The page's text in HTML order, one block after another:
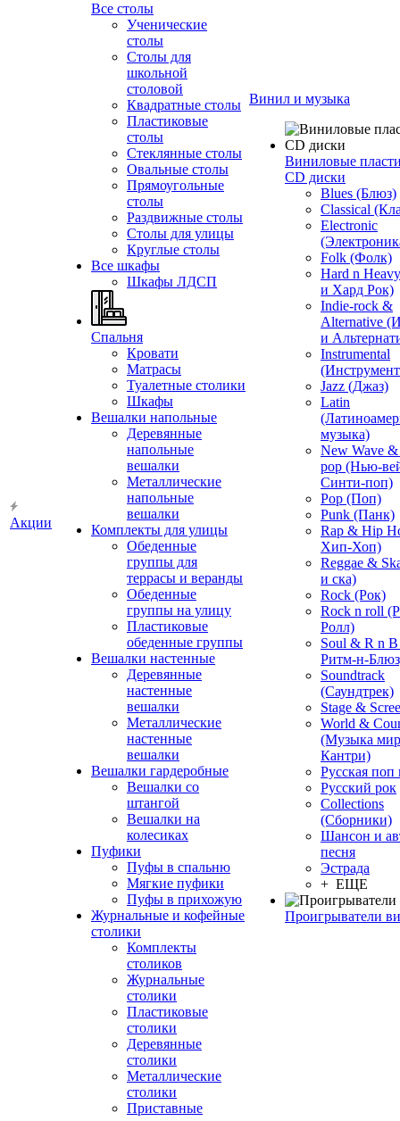
Акции
Все столы
Ученические
столы
Столы для
школьной
столовой
Квадратные столы
Пластиковые
столы
Стеклянные столы
Овальные столы
Прямоугольные
столы
Раздвижные столы
Столы для улицы
Круглые столы
Все шкафы
Шкафы ЛДСП
Спальня
Кровати
Матрасы
Туалетные столики
Шкафы
Вешалки напольные
Деревянные
напольные
вешалки
Металлические
напольные
вешалки
Комплекты для улицы
Обеденные
группы для
террасы и веранды
Обеденные
группы на улицу
Пластиковые
обеденные группы
Вешалки настенные
Деревянные
настенные
вешалки
Металлические
настенные
вешалки
Вешалки гардеробные
Вешалки со
штангой
Вешалки на
колесиках
Пуфики
Пуфы в спальню
Мягкие пуфики
Пуфы в прихожую
Журнальные и кофейные
столики
Комплекты
столиков
Журнальные
столики
Пластиковые
столики
Деревянные
столики
Металлические
столики
Приставные
Винил и музыка
Виниловые
CD диски
Blues (Блюз)
Classical
Electronic
Folk (Фолк)
Hard n
и Хард Рок)
Indie-rock &
Alternative
и
Instrumental
Jazz (Джаз)
Latin
музыка)
New Wave
pop (Нью-
Синти-поп)
Pop (Поп)
Punk (Панк)
Rap & Hip
Хип-Хоп)
Reggae &
и ска)
Rock (Рок)
Rock n roll
Ролл)
Soul & R n
Ритм-н-
Soundtrack
(Саундтрек)
Stage &
World &
(Музыка
Кантри)
Русская поп
Русский рок
Сollections
(Сборники)
Шансон и
песня
Эстрада
+ ЕЩЕ
Проигрыватели